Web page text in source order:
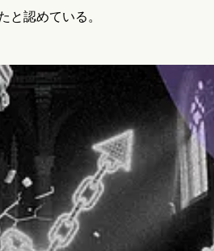
認めている。